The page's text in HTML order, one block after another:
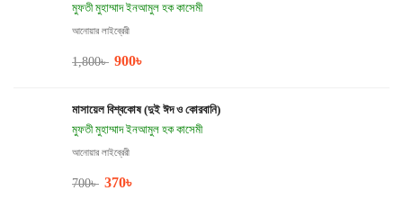
মুফতী মুহাম্মাদ ইনআমুল হক কাসেমী
আনোয়ার লাইব্রেরী
1,800৳ 900৳
মাসায়েল বিশ্বকোষ (দুই ঈদ ও কোরবানি)
মুফতী মুহাম্মাদ ইনআমুল হক কাসেমী
আনোয়ার লাইব্রেরী
700৳ 370৳